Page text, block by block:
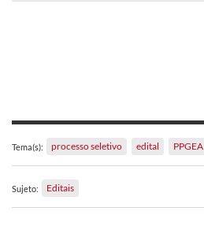
Tema(s): processo seletivo edital PPGEA
Sujeto: Editais